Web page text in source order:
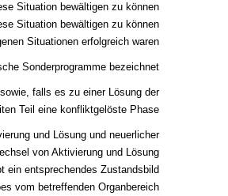
Situation bewältigen zu können.
Situation bewältigen zu können.
Situationen erfolgreich waren.
Sonderprogramme bezeichnet.
falls es zu einer Lösung der
Teil eine konfliktgelöste Phase.
und Lösung und neuerlicher
von Aktivierung und Lösung
ein entsprechendes Zustandsbild
vom betreffenden Organbereich.